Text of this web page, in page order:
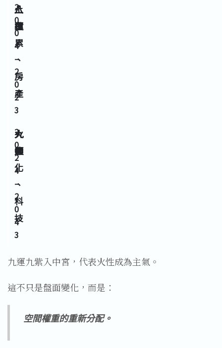
八
運
2
0
0
4
–
2
0
2
3
八
白
土
積
累
、
房
產
九
運
2
0
2
4
–
2
0
4
3
九
紫
火
顯
化
、
科
技
九運九紫入中宮，代表火性成為主氣。
這不只是盤面變化，而是：
空間權重的重新分配。